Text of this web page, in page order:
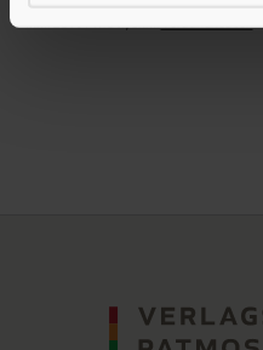
Inkl. 19% MwSt.,exkl.Versandkosten